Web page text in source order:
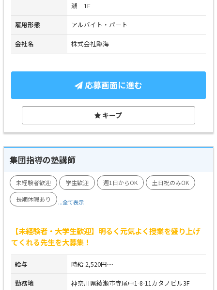
瀬 1F
雇用形態 アルバイト・パート
会社名 株式会社臨海
応募画面に進む
キープ
集団指導の塾講師
未経験者歓迎 学生歓迎 週1日からOK
土日祝のみOK
長期休暇あり
...全て表示
【未経験者・大学生歓迎】明るく元気よく授業を盛り上げ
てくれる先生を大募集！
給与 時給 2,520円～
勤務地 神奈川県綾瀬市寺尾中1-8-11カタノビル3F